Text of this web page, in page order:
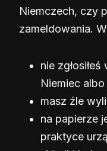
Niemczech, czy
zameldowania.
nie
Niemiec
masz źle
na papierze
praktyce